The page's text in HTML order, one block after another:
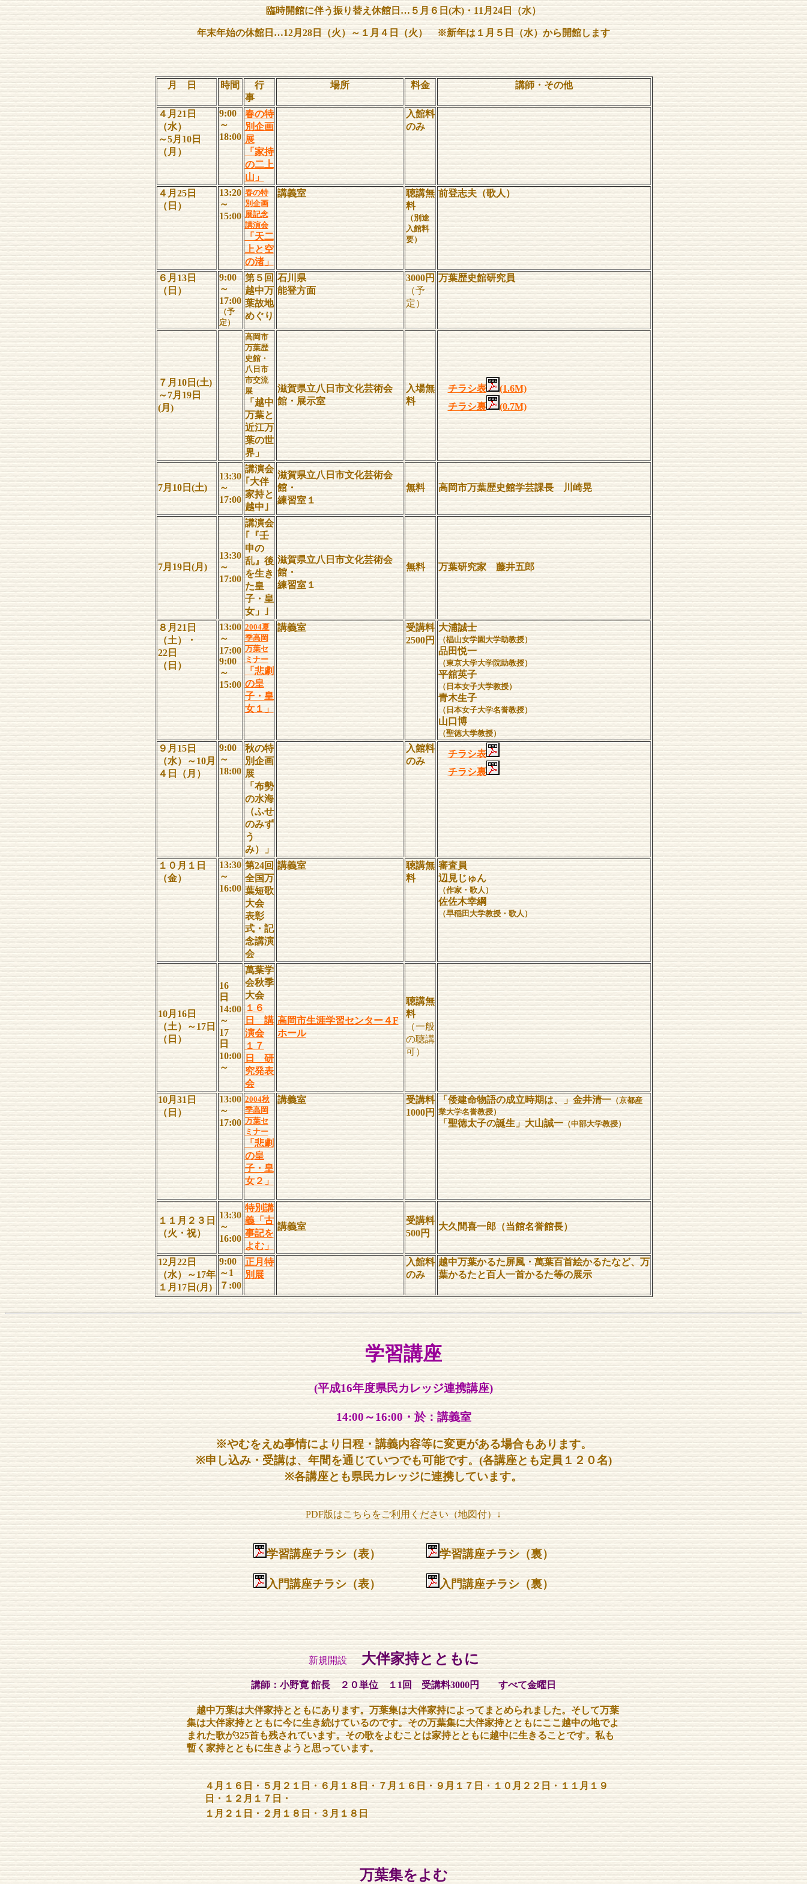
臨時開館に伴う振り替え休館日…５月６日(木)・11月24日（水）
年末年始の休館日…12月28日（火）～１月４日（火） ※新年は１月５日（水）から開館します
月 日 時間
行
事
場所 料金 講師・その他
４月21日
（水）
～5月10日
（月）
9:00
～
18:00
春の特
別企画
展
「家持
の二上
山」
入館料
のみ
４月25日
（日）
13:20
～
15:00
春の特
別企画
展記念
講演会
「天二
上と空
の渚」
講義室
聴講無
料
（別途
入館料
要）
前登志夫（歌人）
６月13日
（日）
9:00
～
17:00
（予
定）
第５回
越中万
葉故地
めぐり
石川県
能登方面
3000円
（予
定）
万葉歴史館研究員
７月10日(土)
～7月19日
(月)
高岡市
万葉歴
史館・
八日市
市交流
展
「越中
万葉と
近江万
葉の世
界」
滋賀県立八日市文化芸術会
館・展示室
入場無
料
チラシ表
(1.6M)
チラシ裏
(0.7M)
7月10日(土)
13:30
～
17:00
講演会
｢大伴
家持と
越中｣
滋賀県立八日市文化芸術会
館・
練習室１
無料 高岡市万葉歴史館学芸課長 川崎晃
7月19日(月)
13:30
～
17:00
講演会
｢『壬
申の
乱』後
を生き
た皇
子・皇
女」｣
滋賀県立八日市文化芸術会
館・
練習室１
無料 万葉研究家 藤井五郎
８月21日
（土）・
22日
（日）
13:00
～
17:00
9:00
～
15:00
2004夏
季高岡
万葉セ
ミナー
「悲劇
の皇
子・皇
女１」
講義室
受講料
2500円
大浦誠士
（椙山女学園大学助教授）
品田悦一
（東京大学大学院助教授）
平舘英子
（日本女子大学教授）
青木生子
（日本女子大学名誉教授）
山口博
（聖徳大学教授）
９月15日
（水）～10月
４日（月）
9:00
～
18:00
秋の特
別企画
展
「布勢
の水海
（ふせ
のみず
う
み）」
入館料
のみ
チラシ表
チラシ裏
１０月１日
（金）
13:30
～
16:00
第24回
全国万
葉短歌
大会
表彰
式・記
念講演
会
講義室
聴講無
料
審査員
辺見じゅん
（作家・歌人）
佐佐木幸綱
（早稲田大学教授・歌人）
10月16日
（土）～17日
（日）
16
日
14:00
～
17
日
10:00
～
萬葉学
会秋季
大会
１６
日 講
演会
１７
日 研
究発表
会
高岡市生涯学習センター４F
ホール
聴講無
料
（一般
の聴講
可）
10月31日
（日）
13:00
～
17:00
2004秋
季高岡
万葉セ
ミナー
「悲劇
の皇
子・皇
女２」
講義室
受講料
1000円
「倭建命物語の成立時期は、」金井清一（京都産
業大学名誉教授）
「聖徳太子の誕生」大山誠一（中部大学教授）
１１月２３日
（火・祝）
13:30
～
16:00
特別講
義「古
事記を
よむ」
講義室
受講料
500円
大久間喜一郎（当館名誉館長）
12月22日
（水）～17年
１月17日(月)
9:00
～1
７:00
正月特
別展
入館料
のみ
越中万葉かるた屏風・萬葉百首絵かるたなど、万
葉かるたと百人一首かるた等の展示
学習講座
(平成16年度県民カレッジ連携講座)
14:00～16:00・於：講義室
※やむをえぬ事情により日程・講義内容等に変更がある場合もあります。
※申し込み・受講は、年間を通じていつでも可能です。(各講座とも定員１２０名)
※各講座とも県民カレッジに連携しています。
PDF版はこちらをご利用ください（地図付）↓
学習講座チラシ（表） 学習講座チラシ（裏）
入門講座チラシ（表） 入門講座チラシ（裏）
新規開設大伴家持とともに
講師：小野寛 館長 ２０単位 １1回 受講料3000円 すべて金曜日
越中万葉は大伴家持とともにあります。万葉集は大伴家持によってまとめられました。そして万葉
集は大伴家持とともに今に生き続けているのです。その万葉集に大伴家持とともにここ越中の地でよ
まれた歌が325首も残されています。その歌をよむことは家持とともに越中に生きることです。私も
暫く家持とともに生きようと思っています。
４月１６日・５月２１日・６月１８日・７月１６日・９月１７日・１０月２２日・１１月１９
日・１２月１７日・
１月２１日・２月１８日・３月１８日
万葉集をよむ